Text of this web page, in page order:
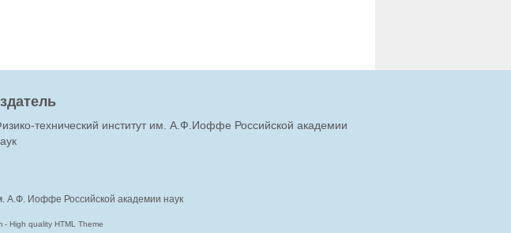
технический институт им. А.Ф.Иоффе Российской академии
А.Ф. Иоффе Российской академии наук
High quality HTML Theme